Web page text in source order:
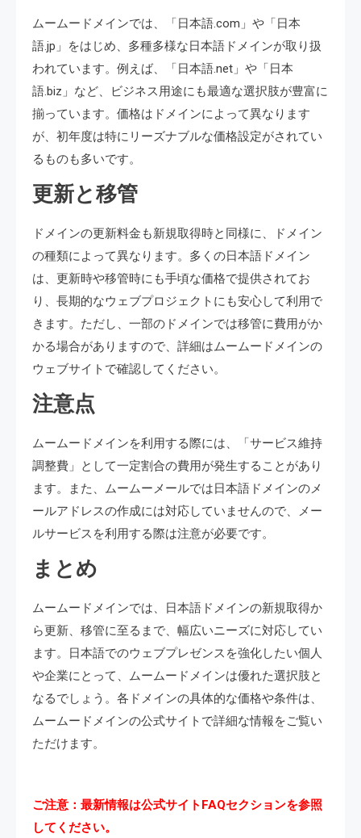
ムームードメインでは、「日本語.com」や「日本
語.jp」をはじめ、多種多様な日本語ドメインが取り扱
われています。例えば、「日本語.net」や「日本
語.biz」など、ビジネス用途にも最適な選択肢が豊富に
揃っています。価格はドメインによって異なります
が、初年度は特にリーズナブルな価格設定がされてい
るものも多いです。
更新と移管
ドメインの更新料金も新規取得時と同様に、ドメイン
の種類によって異なります。多くの日本語ドメイン
は、更新時や移管時にも手頃な価格で提供されてお
り、長期的なウェブプロジェクトにも安心して利用で
きます。ただし、一部のドメインでは移管に費用がか
かる場合がありますので、詳細はムームードメインの
ウェブサイトで確認してください。
注意点
ムームードメインを利用する際には、「サービス維持
調整費」として一定割合の費用が発生することがあり
ます。また、ムームーメールでは日本語ドメインのメ
ールアドレスの作成には対応していませんので、メー
ルサービスを利用する際は注意が必要です。
まとめ
ムームードメインでは、日本語ドメインの新規取得か
ら更新、移管に至るまで、幅広いニーズに対応してい
ます。日本語でのウェブプレゼンスを強化したい個人
や企業にとって、ムームードメインは優れた選択肢と
なるでしょう。各ドメインの具体的な価格や条件は、
ムームードメインの公式サイトで詳細な情報をご覧い
ただけます。
ご注意：最新情報は公式サイトFAQセクションを参照
してください。